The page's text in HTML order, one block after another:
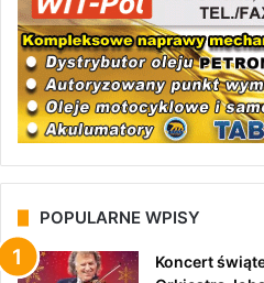
POPULARNE WPISY
Koncert